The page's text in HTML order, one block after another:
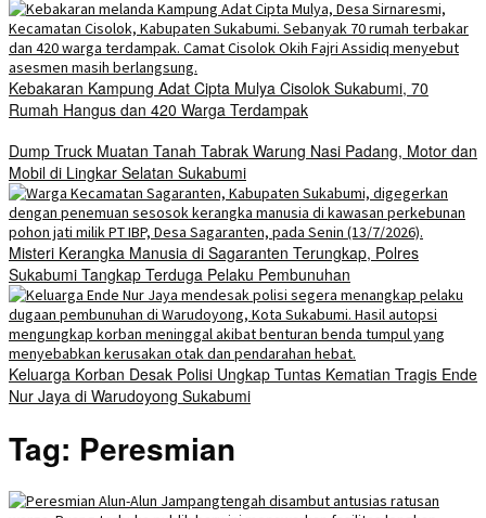
Kebakaran Kampung Adat Cipta Mulya Cisolok Sukabumi, 70
Rumah Hangus dan 420 Warga Terdampak
Dump Truck Muatan Tanah Tabrak Warung Nasi Padang, Motor dan
Mobil di Lingkar Selatan Sukabumi
Misteri Kerangka Manusia di Sagaranten Terungkap, Polres
Sukabumi Tangkap Terduga Pelaku Pembunuhan
Keluarga Korban Desak Polisi Ungkap Tuntas Kematian Tragis Ende
Nur Jaya di Warudoyong Sukabumi
Tag: Peresmian